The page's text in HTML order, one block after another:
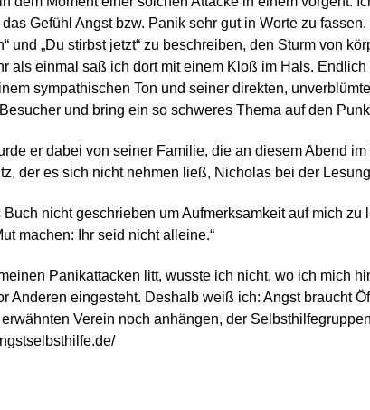
Gefühl Angst bzw. Panik sehr gut in Worte zu
und „Du stirbst jetzt“ zu beschreiben, den Sturm von
als einmal saß ich dort mit einem Kloß im Hals.
sympathischen Ton und seiner direkten,
und bring ein so schweres Thema auf den
er dabei von seiner Familie, die an diesem Abend
der es sich nicht nehmen ließ, Nicholas bei der
Buch nicht geschrieben um Aufmerksamkeit auf mich zu
machen: Ihr seid nicht alleine.“
Panikattacken litt, wusste ich nicht, wo ich mich
Anderen eingesteht. Deshalb weiß ich: Angst braucht
Verein noch anhängen, der